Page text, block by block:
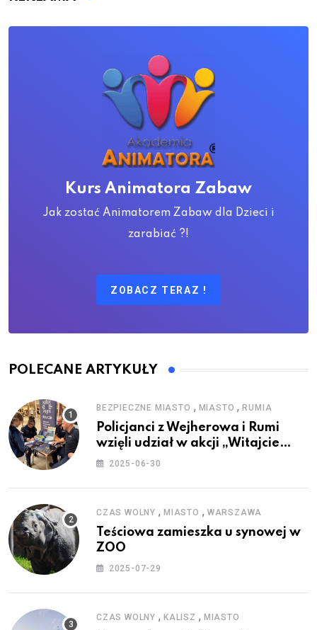
Kurs Animatora Zabaw
Jak zostać Animatorem Zabaw dla Dzieci i
zarabiać ?!
ZOBACZ TERAZ !
POLECANE ARTYKUŁY
BEZPIECZNE MIASTO , MIASTO ,RUMIA
Policjanci z Wejherowa i Rumi
wzięli udział w akcji „Witajcie
Wakacje”
2025-06-30
CZAS WOLNY , MIASTO , WARSZAWA
Teściowa zamieszka u synowej w
ZOO
2025-07-29
CZAS WOLNY , KALISZ , MIASTO